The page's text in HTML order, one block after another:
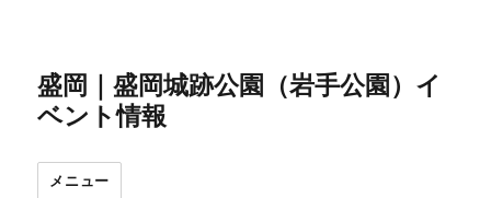
盛岡｜盛岡城跡公園（岩手公園）イ
ベント情報
メニュー